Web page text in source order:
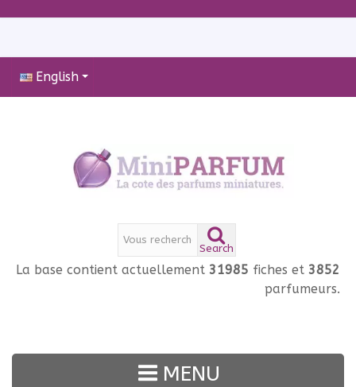
English
Search
La base contient actuellement 31985 fiches et 3852
parfumeurs.
MENU